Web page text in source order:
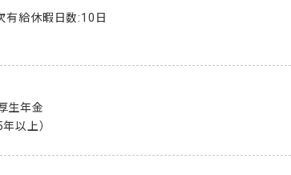
給休暇日数:10日
生年金
以上）